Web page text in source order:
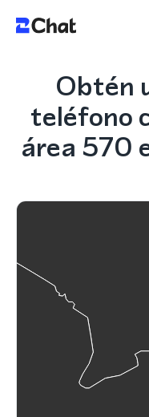
Obtén
teléfono
área 570